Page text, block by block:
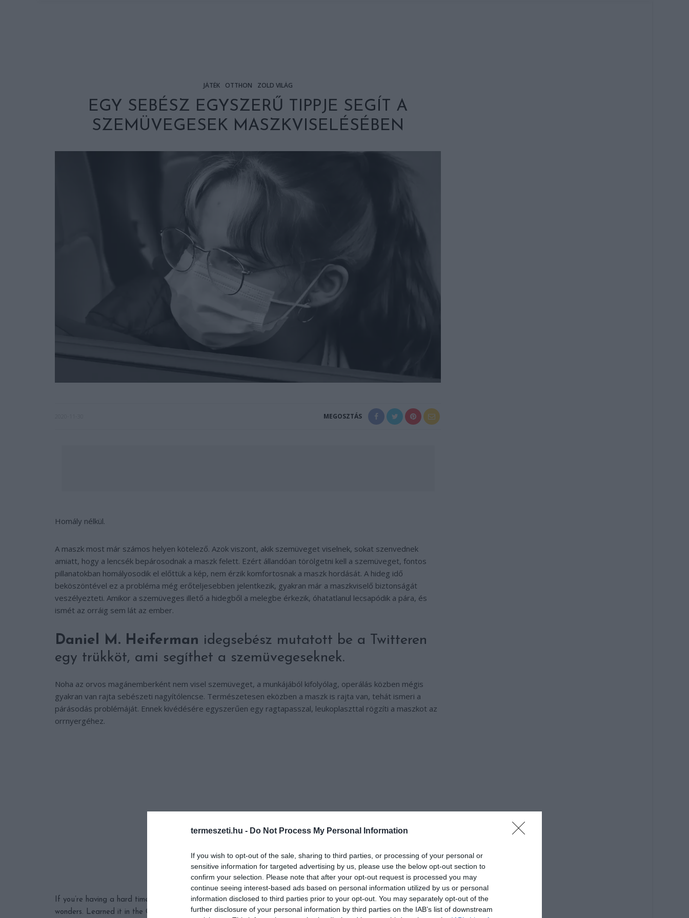
termeszeti.hu - Do Not Process My Personal Information
If you wish to opt-out of the sale, sharing to third parties, or processing of your personal or
sensitive information for targeted advertising by us, please use the below opt-out section to
confirm your selection. Please note that after your opt-out request is processed you may
continue seeing interest-based ads based on personal information utilized by us or personal
information disclosed to third parties prior to your opt-out. You may separately opt-out of the
further disclosure of your personal information by third parties on the IAB’s list of downstream
JÁTÉK OTTHON ZÖLD VILÁG
EGY SEBÉSZ EGYSZERŰ TIPPJE SEGÍT A
SZEMÜVEGESEK MASZKVISELÉSÉBEN
MEGOSZTÁS
Homály nélkül.
A maszk most már számos helyen kötelező. Azok viszont, akik szemüveget viselnek, sokat szenvednek
amiatt, hogy a lencsék bepárosodnak a maszk felett. Ezért állandóan törölgetni kell a szemüveget, fontos
pillanatokban homályosodik el előttük a kép, nem érzik komfortosnak a maszk hordását. A hideg idő
beköszöntével ez a probléma még erőteljesebben jelentkezik, gyakran már a maszkviselő biztonságát
veszélyezteti. Amikor a szemüveges illető a hidegből a melegbe érkezik, óhatatlanul lecsapódik a pára, és
ismét az orráig sem lát az ember.
Daniel M. Heiferman idegsebész mutatott be a Twitteren
egy trükköt, ami segíthet a szemüvegeseknek.
Noha az orvos magánemberként nem visel szemüveget, a munkájából kifolyólag, operálás közben mégis
gyakran van rajta sebészeti nagyítólencse. Természetesen eközben a maszk is rajta van, tehát ismeri a
párásodás problémáját. Ennek kivédésére egyszerűen egy ragtapasszal, leukoplaszttal rögzíti a maszkot az
orrnyergéhez.
If you’re having a hard time with glasses fogging or keeping your mask up over your nose, a simple bandaid does
wonders. Learned it in the OR.